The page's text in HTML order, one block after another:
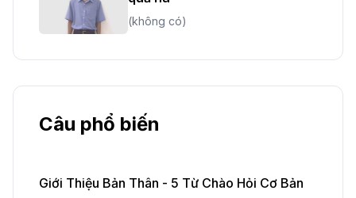
(không có)
Câu phổ biến
Giới Thiệu Bản Thân - 5 Từ Chào Hỏi Cơ Bản